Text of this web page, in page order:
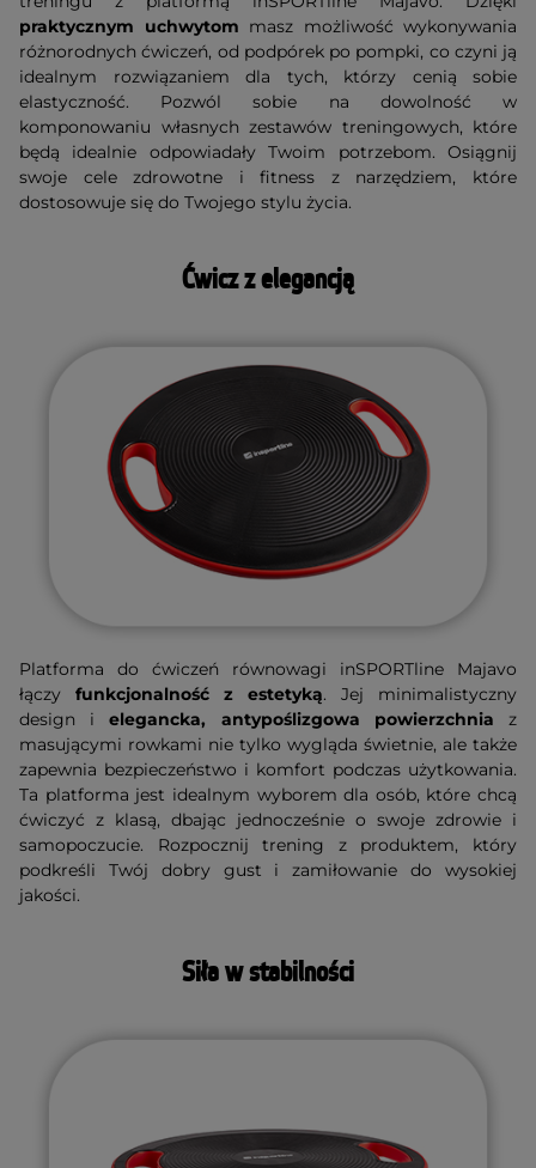
praktycznym uchwytom masz możliwość wykonywania
różnorodnych ćwiczeń, od podpórek po pompki, co czyni ją
idealnym rozwiązaniem dla tych, którzy cenią sobie
elastyczność. Pozwól sobie na dowolność w
komponowaniu własnych zestawów treningowych, które
będą idealnie odpowiadały Twoim potrzebom. Osiągnij
swoje cele zdrowotne i fitness z narzędziem, które
dostosowuje się do Twojego stylu życia.
Ćwicz z elegancją
Platforma do ćwiczeń równowagi inSPORTline Majavo
łączy funkcjonalność z estetyką. Jej minimalistyczny
design ielegancka, antypoślizgowa powierzchnia z
masującymi rowkami nie tylko wygląda świetnie, ale także
zapewnia bezpieczeństwo i komfort podczas użytkowania.
Ta platforma jest idealnym wyborem dla osób, które chcą
ćwiczyć z klasą, dbając jednocześnie o swoje zdrowie i
samopoczucie. Rozpocznij trening z produktem, który
podkreśli Twój dobry gust i zamiłowanie do wysokiej
jakości.
Siła w stabilności